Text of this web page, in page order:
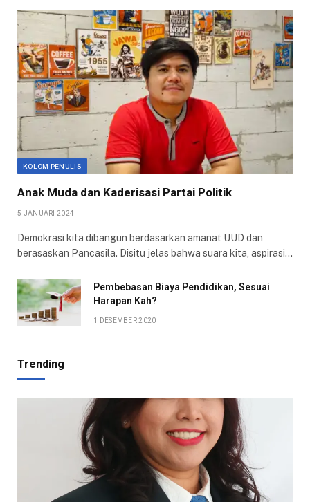
KOLOM PENULIS
Anak Muda dan Kaderisasi Partai Politik
5 JANUARI 2024
Demokrasi kita dibangun berdasarkan amanat UUD dan
berasaskan Pancasila. Disitu jelas bahwa suara kita, aspirasi…
Pembebasan Biaya Pendidikan, Sesuai
Harapan Kah?
1 DESEMBER 2020
Trending